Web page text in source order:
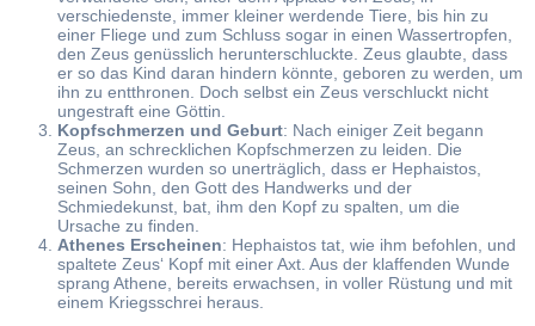
verschiedenste, immer kleiner werdende Tiere, bis hin zu
einer Fliege und zum Schluss sogar in einen Wassertropfen,
den Zeus genüsslich herunterschluckte. Zeus glaubte, dass
er so das Kind daran hindern könnte, geboren zu werden, um
ihn zu entthronen. Doch selbst ein Zeus verschluckt nicht
ungestraft eine Göttin.
Kopfschmerzen und Geburt: Nach einiger Zeit begann
Zeus, an schrecklichen Kopfschmerzen zu leiden. Die
Schmerzen wurden so unerträglich, dass er Hephaistos,
seinen Sohn, den Gott des Handwerks und der
Schmiedekunst, bat, ihm den Kopf zu spalten, um die
Ursache zu finden.
Athenes Erscheinen: Hephaistos tat, wie ihm befohlen, und
spaltete Zeus‘ Kopf mit einer Axt. Aus der klaffenden Wunde
sprang Athene, bereits erwachsen, in voller Rüstung und mit
einem Kriegsschrei heraus.